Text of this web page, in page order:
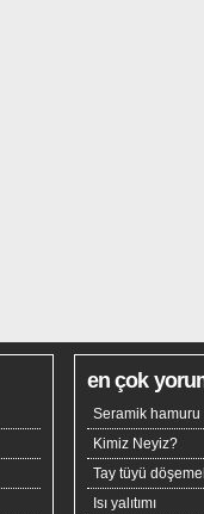
en çok
Seramik hamuru
Kimiz Neyiz?
Tay tüyü
Isı yalıtımı